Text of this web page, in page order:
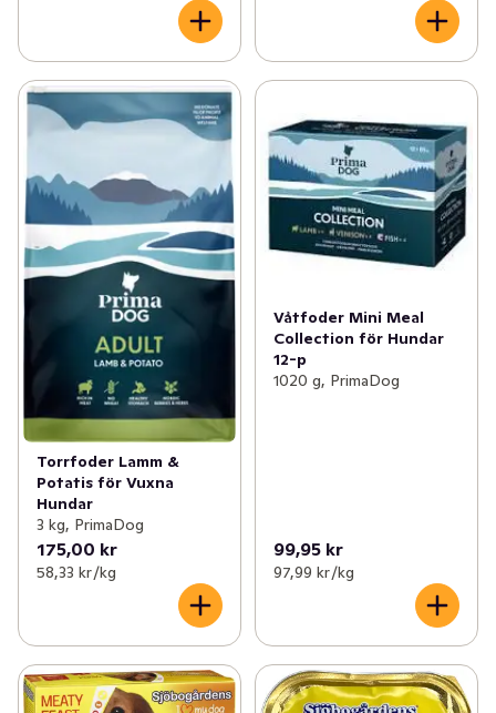
Torrfoder Lamm &
Potatis för Vuxna
Hundar
3 kg, PrimaDog
175,00 kr
58,33 kr /kg
Våtfoder Mini Meal
Collection för Hundar
12-p
1020 g, PrimaDog
99,95 kr
97,99 kr /kg